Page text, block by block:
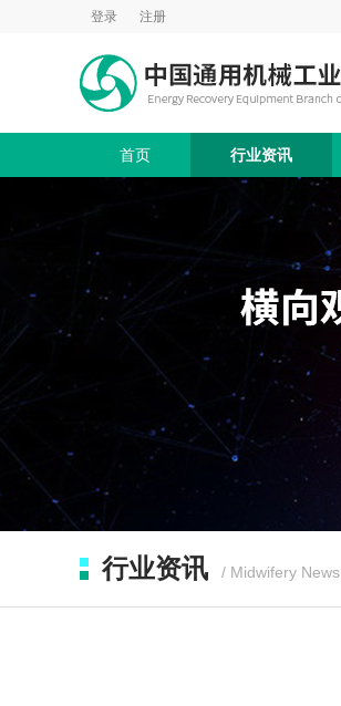
登录 注册
首页 行业资讯
行业资讯 / Midwifery News